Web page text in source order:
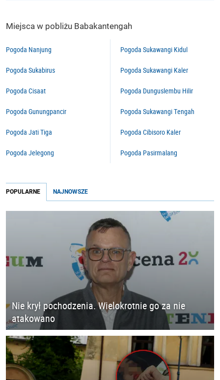
Miejsca w pobliżu Babakantengah
Pogoda Nanjung
Pogoda Sukabirus
Pogoda Cisaat
Pogoda Gunungpancir
Pogoda Jati Tiga
Pogoda Jelegong
Pogoda Sukawangi Kidul
Pogoda Sukawangi Kaler
Pogoda Dunguslembu Hilir
Pogoda Sukawangi Tengah
Pogoda Cibisoro Kaler
Pogoda Pasirmalang
POPULARNE NAJNOWSZE
Nie krył pochodzenia. Wielokrotnie go za nie
atakowano